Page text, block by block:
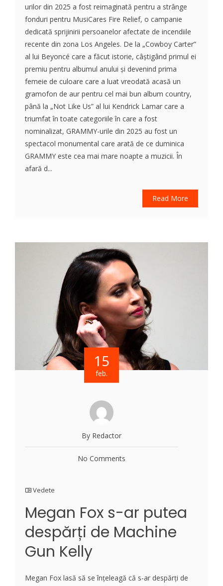
urilor din 2025 a fost reimaginată pentru a strânge
fonduri pentru MusiCares Fire Relief, o campanie
dedicată sprijinirii persoanelor afectate de incendiile
recente din zona Los Angeles. De la „Cowboy Carter”
al lui Beyoncé care a făcut istorie, câștigând primul ei
premiu pentru albumul anului și devenind prima
femeie de culoare care a luat vreodată acasă un
gramofon de aur pentru cel mai bun album country,
până la „Not Like Us” al lui Kendrick Lamar care a
triumfat în toate categoriile în care a fost
nominalizat, GRAMMY-urile din 2025 au fost un
spectacol monumental care arată de ce duminica
GRAMMY este cea mai mare noapte a muzicii. În
afară d...
Read More
15
feb.
By Redactor
No Comments
Vedete
Megan Fox s-ar putea
despărți de Machine
Gun Kelly
Megan Fox lasă să se înțeleagă că s-ar despărți de